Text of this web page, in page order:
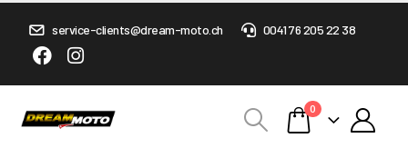
service-clients@dream-moto.ch 0041 76 205 22 38
0